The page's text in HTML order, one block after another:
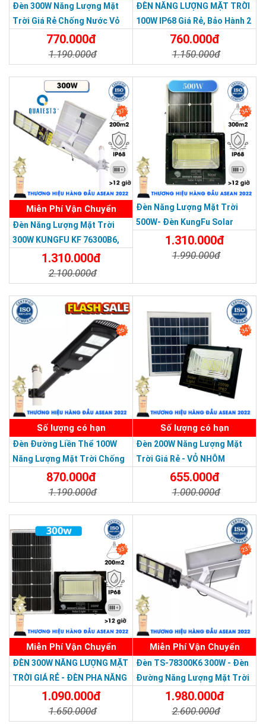
HÌNH ẢNH THỰC TẾ
THƯƠNG HIỆU HÀNG ĐẦU ASEAN 2022
SẢN PHẨM DỊCH VỤ CHẤT LƯỢNG ASEAN 2019
Thương hiệu dẫn đầu Việt Nam 2023
Đèn 300W Năng Lượng Mặt
Trời Giá Rẻ Chống Nước Vỏ
Nhôm Đúc770.000đ
1.190.000đ
ĐÈN NĂNG LƯỢNG MẶT TRỜI
100W IP68 Giá Rẻ, Bảo Hành 2
760.000đ
1.150.000đ
37%
Miễn Phí Vận Chuyển
Đèn Năng Lượng Mặt Trời
300W KUNGFU KF 76300B6,
IP68, Bảng Giá 2026
1.310.000đ
2.100.000đ
34%
Đèn Năng Lượng Mặt Trời
500W- Đèn KungFu Solar
Năng Lượng Mặt Trời 500W,IP
67 Loại Lớn
1.310.000đ
1.990.000đ
26%
Số lượng có hạn
Đèn Đường Liền Thể 100W
Năng Lượng Mặt Trời Chống
Nước Giá Rẻ870.000đ
1.190.000đ
34%
Số lượng có hạn
Đèn 200W Năng Lượng Mặt
Trời Giá Rẻ - VỎ NHÔM
655.000đ
1.000.000đ
33%
Miễn Phí Vận Chuyển
ĐÈN 300W NĂNG LƯỢNG MẶT
TRỜI GIÁ RẺ - ĐÈN PHA NĂNG
LƯỢNG MẶT TRỜI 300W MẪU
1.090.000đ
1.650.000đ
23%
Miễn Phí Vận Chuyển
Đèn TS-78300K6 300W - Đèn
Đường Năng Lượng Mặt Trời
300W TS-78300K6 - Solar
Light 300W
1.980.000đ
2.600.000đ